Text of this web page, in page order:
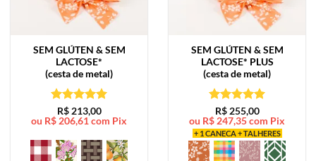
SEM GLÚTEN & SEM
LACTOSE*
(cesta de metal)
Avaliação5
de 5
R$213,00
ou R$206,61com Pix
SEM GLÚTEN & SEM
LACTOSE* PLUS
(cesta de metal)
Avaliação5
de 5
R$255,00
ou R$247,35com Pix
+ 1 CANECA + TALHERES